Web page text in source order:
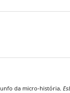
da micro-história.